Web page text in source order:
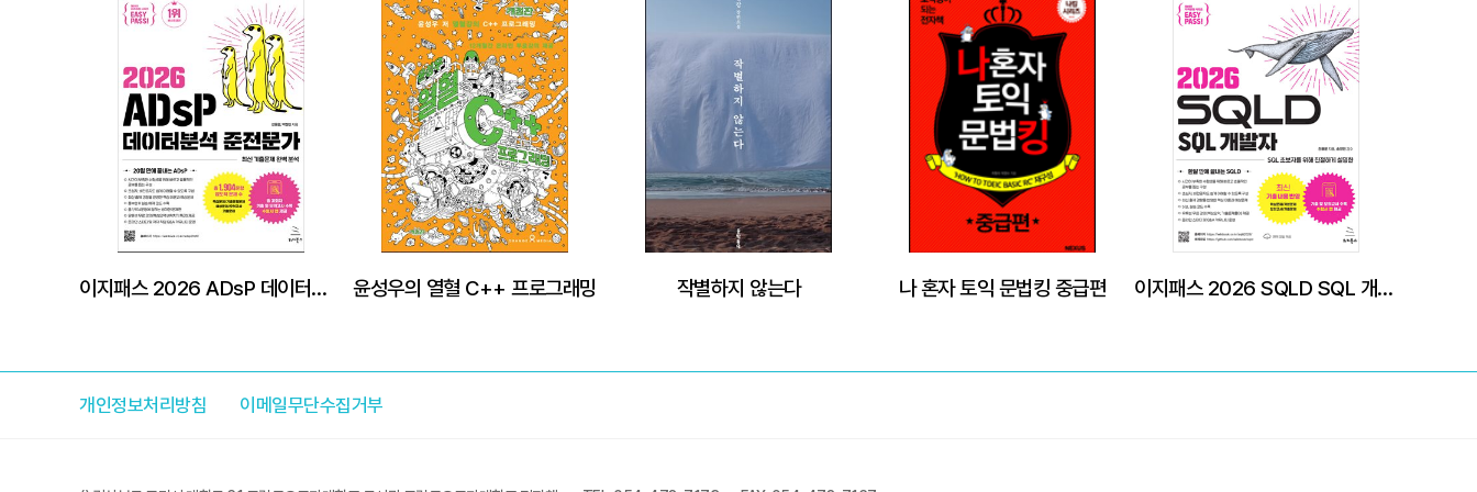
이지패스 2026 ADsP 데이터분석 준전문가 (수험서 앱 제공) 윤성우의 열혈 C++ 프로그래밍 작별하지 않는다 나 혼자 토익 문법킹 중급편 이지패스 2026 SQLD SQL 개발자
개인정보처리방침 이메일무단수집거부